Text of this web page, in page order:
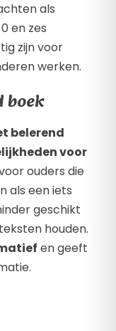
als
en zes
zijn voor
werken.
boek
belerend
voor
ouders die
als een iets
geschikt
houden.
en geeft